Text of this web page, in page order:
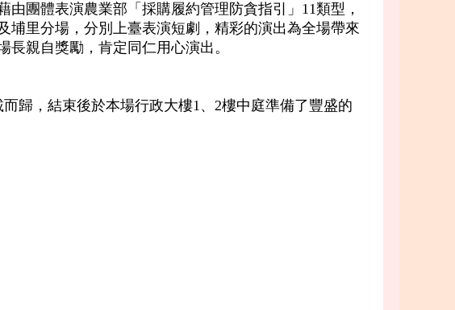
團體表演農業部「採購履約管理防貪指引」11類型，
埔里分場，分別上臺表演短劇，精彩的演出為全場帶來
親自獎勵，肯定同仁用心演出。
，結束後於本場行政大樓1、2樓中庭準備了豐盛的